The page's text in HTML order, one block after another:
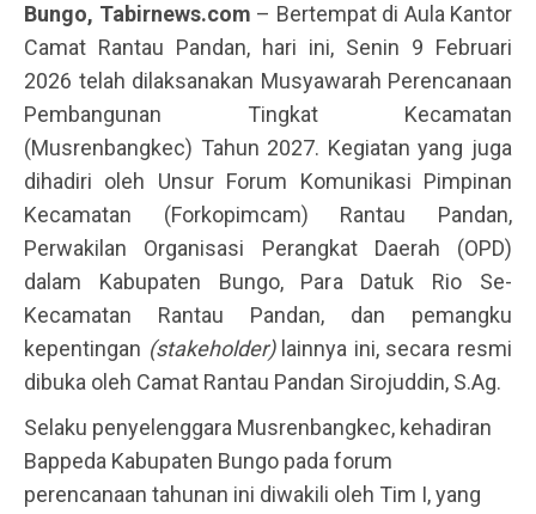
Bungo, Tabirnews.com – Bertempat di Aula Kantor
Camat Rantau Pandan, hari ini, Senin 9 Februari
2026 telah dilaksanakan Musyawarah Perencanaan
Pembangunan Tingkat Kecamatan
(Musrenbangkec) Tahun 2027. Kegiatan yang juga
dihadiri oleh Unsur Forum Komunikasi Pimpinan
Kecamatan (Forkopimcam) Rantau Pandan,
Perwakilan Organisasi Perangkat Daerah (OPD)
dalam Kabupaten Bungo, Para Datuk Rio Se-
Kecamatan Rantau Pandan, dan pemangku
kepentingan (stakeholder)lainnya ini, secara resmi
dibuka oleh Camat Rantau Pandan Sirojuddin, S.Ag.
Selaku penyelenggara Musrenbangkec, kehadiran
Bappeda Kabupaten Bungo pada forum
perencanaan tahunan ini diwakili oleh Tim I, yang